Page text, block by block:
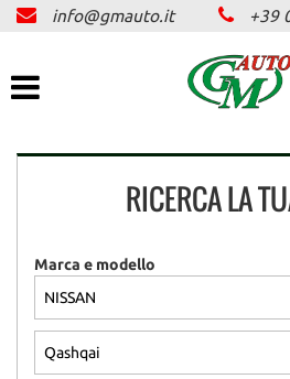
HOME
AZIENDA
SERVIZI
PARCO AUTO
OFFERTE LAMPO
info@gmauto.it +39
RICERCA LA
Marca e modello
preferenze
di
consente
di
esprimere
le
tue